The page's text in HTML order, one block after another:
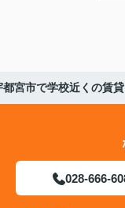
都宮市で学校近くの賃
028-666-